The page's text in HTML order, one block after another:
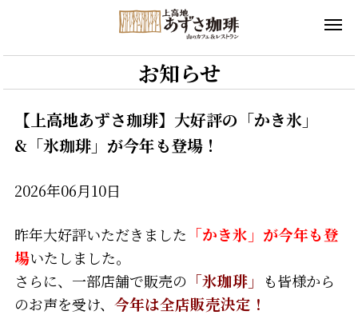
お知らせ
【上高地あずさ珈琲】大好評の「かき氷」
&「氷珈琲」が今年も登場！
2026年06月10日
昨年大好評いただきました 「かき氷」が今年も登
場いたしました。
さらに、一部店舗で販売の 「氷珈琲」
も皆様から
のお声を受け、 今年は全店販売決定！